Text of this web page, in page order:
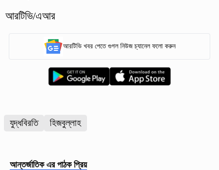
আরটিভি/এআর
আরটিভি খবর পেতে গুগল নিউজ চ্যানেল ফলো করুন
যুদ্ধবিরতি হিজবুল্লাহ
আন্তর্জাতিক এর পাঠক প্রিয়